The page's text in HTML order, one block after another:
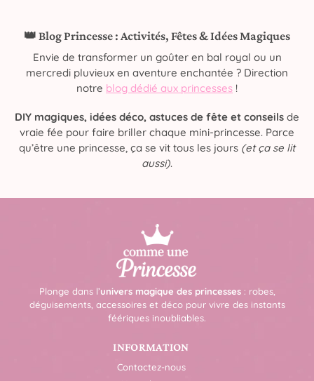
👑 Blog Princesse : Activités, Fêtes & Idées Magiques
Envie de transformer un goûter en bal royal ou un
mercredi pluvieux en aventure enchantée ? Direction
notre blog dédié aux princesses !
DIY magiques, idées déco, astuces de fête et conseils de
vraie fée pour faire briller chaque mini-princesse. Parce
qu’être une princesse, ça se vit tous les jours (et ça se lit
aussi).
Plonge dans l’univers magique des princesses: robes,
déguisements, accessoires et déco pour vivre des instants
féériques inoubliables.
INFORMATION
Contactez-nous